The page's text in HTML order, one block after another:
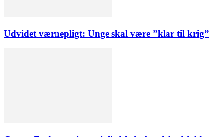
Udvidet værnepligt: Unge skal være ”klar til krig”